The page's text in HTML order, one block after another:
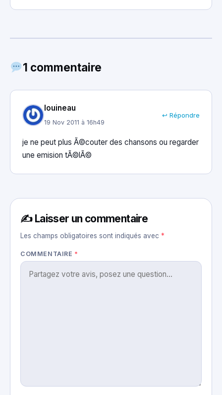
1 commentaire
louineau
19 Nov 2011 à 16h49
↩ Répondre
je ne peut plus Ã©couter des chansons ou regarder
une emision tÃ©lÃ©
✍️ Laisser un commentaire
Les champs obligatoires sont indiqués avec *
COMMENTAIRE *